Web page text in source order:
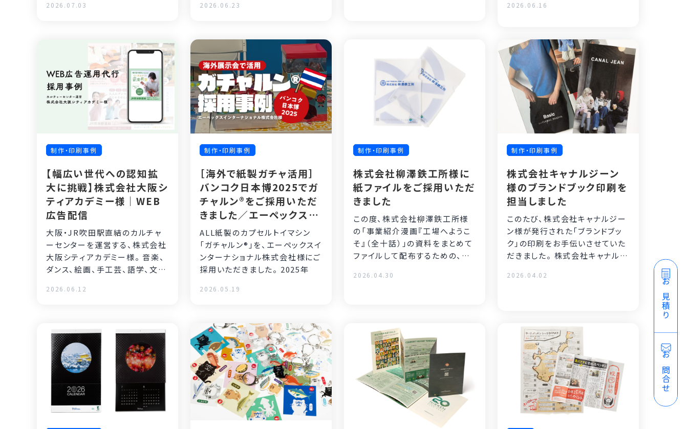
2026.07.03
カ
2026.06.23 2026.06.16
制作・印刷事例
【幅広い世代への認知拡
大に挑戦】株式会社大阪シ
ティアカデミー様｜WEB
広告配信
大阪・JR吹田駅直結のカルチャ
ーセンターを運営する、株式会社
大阪シティアカデミー様。 音楽、
ダンス、絵画、手工芸、語学、文
2026.06.12
制作・印刷事例
［海外で紙製ガチャ活用］
バンコク日本博2025でガ
チャルン®をご採用いただ
きました／エーペックスイ
ンターナショナル株式会社
様
ALL紙製のカプセルトイマシン
「ガチャルン®」を、エーペックスイ
ンターナショナル株式会社様にご
採用いただきました。 2025年
2026.05.19
制作・印刷事例
株式会社柳澤鉄工所様に
紙ファイルをご採用いただ
きました
この度、株式会社柳澤鉄工所様
の「事業紹介漫画『工場へようこ
そ』（全十話）」の資料をまとめて
ファイルして配布するための、紙
た。
2026.04.30
制作・印刷事例
株式会社キャナルジーン
様のブランドブック印刷を
担当しました
このたび、株式会社キャナルジー
ン様が発行された「ブランドブッ
ク」の印刷をお手伝いさせていた
だきました。 株式会社キャナルジ
2026.04.02
お見積り
お問合せ